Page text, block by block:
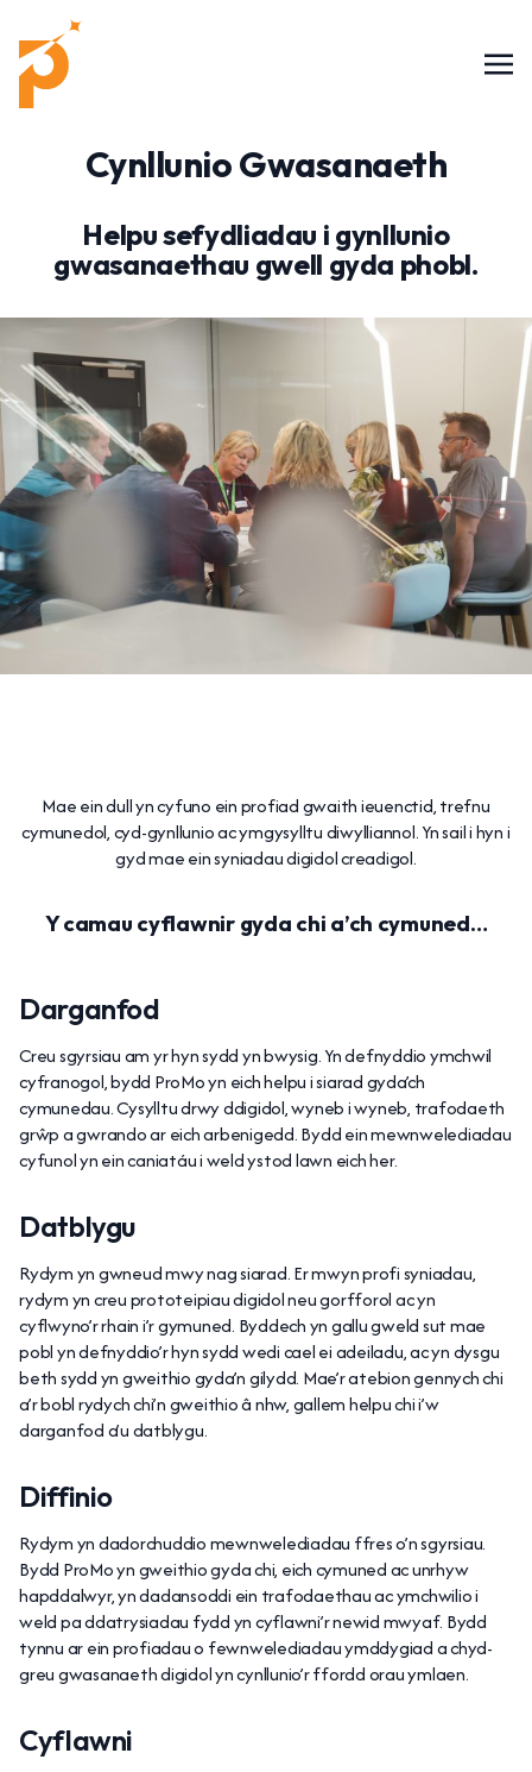
Cynllunio Gwasanaeth
Helpu sefydliadau i gynllunio
gwasanaethau gwell gyda phobl.
Mae ein dull yn cyfuno ein profiad gwaith ieuenctid, trefnu
cymunedol, cyd-gynllunio ac ymgysylltu diwylliannol. Yn sail i hyn i
gyd mae ein syniadau digidol creadigol.
Y camau cyflawnir gyda chi a’ch cymuned…
Darganfod
Creu sgyrsiau am yr hyn sydd yn bwysig. Yn defnyddio ymchwil
cyfranogol, bydd ProMo yn eich helpu i siarad gyda’ch
cymunedau. Cysylltu drwy ddigidol, wyneb i wyneb, trafodaeth
grŵp a gwrando ar eich arbenigedd. Bydd ein mewnwelediadau
cyfunol yn ein caniatáu i weld ystod lawn eich her.
Datblygu
Rydym yn gwneud mwy nag siarad. Er mwyn profi syniadau,
rydym yn creu prototeipiau digidol neu gorfforol ac yn
cyflwyno’r rhain i’r gymuned. Byddech yn gallu gweld sut mae
pobl yn defnyddio’r hyn sydd wedi cael ei adeiladu, ac yn dysgu
beth sydd yn gweithio gyda’n gilydd. Mae’r atebion gennych chi
a’r bobl rydych chi’n gweithio â nhw, gallem helpu chi i’w
darganfod a’u datblygu.
Diffinio
Rydym yn dadorchuddio mewnwelediadau ffres o’n sgyrsiau.
Bydd ProMo yn gweithio gyda chi, eich cymuned ac unrhyw
hapddalwyr, yn dadansoddi ein trafodaethau ac ymchwilio i
weld pa ddatrysiadau fydd yn cyflawni’r newid mwyaf. Bydd
tynnu ar ein profiadau o fewnwelediadau ymddygiad a chyd-
greu gwasanaeth digidol yn cynllunio’r ffordd orau ymlaen.
Cyflawni